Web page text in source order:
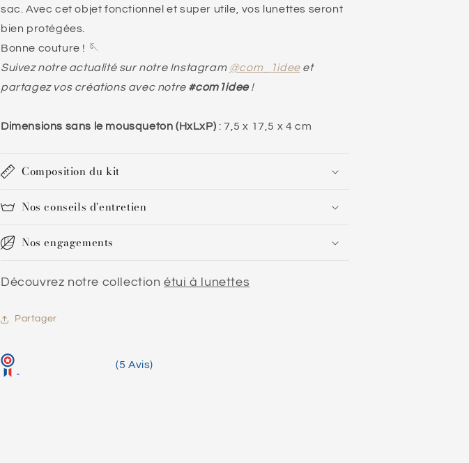
sac. Avec cet objet fonctionnel et super utile, vos lunettes seront
bien protégées.
Bonne couture ! 🪡
Suivez notre actualité sur notre Instagram @com_1idee et
partagez vos créations avec notre#com1idee !
Dimensions sans le mousqueton (HxLxP) : 7,5 x 17,5 x 4 cm
Composition du kit
Nos conseils d'entretien
Nos engagements
Découvrez notre collectionétui à lunettes
Partager
(5 Avis)